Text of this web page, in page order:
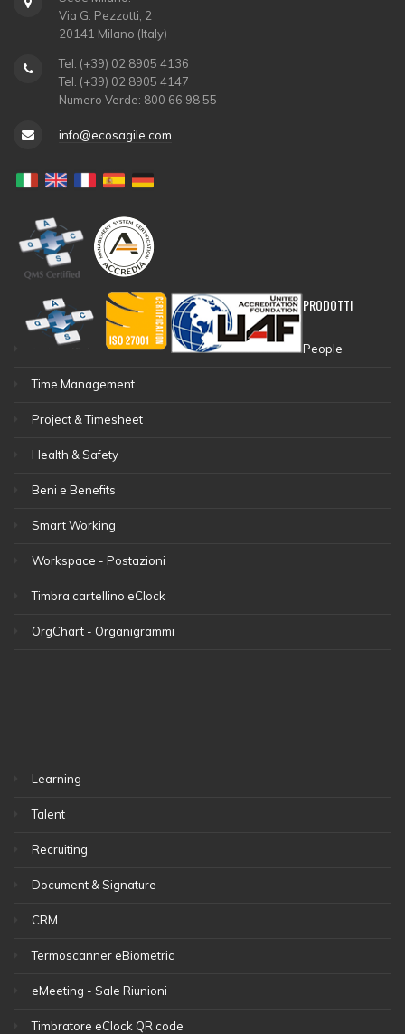
Via G. Pezzotti, 2
20141 Milano (Italy)
Tel. (+39) 02 8905 4136
Tel. (+39) 02 8905 4147
Numero Verde: 800 66 98 55
info@ecosagile.com
PRODOTTI
People
Time Management
Project & Timesheet
Health & Safety
Beni e Benefits
Smart Working
Workspace - Postazioni
Timbra cartellino eClock
OrgChart - Organigrammi
Learning
Talent
Recruiting
Document & Signature
CRM
Termoscanner eBiometric
eMeeting - Sale Riunioni
Timbratore eClock QR code